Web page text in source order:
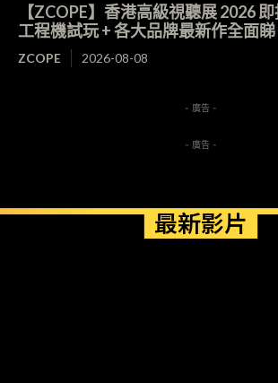
【ZCOPE】香港高級視聽展 2026
工程機試玩 + 各大品牌最新作全面睇
ZCOPE 2026-08-08
- 廣告 -
- 廣告 -
最新影片